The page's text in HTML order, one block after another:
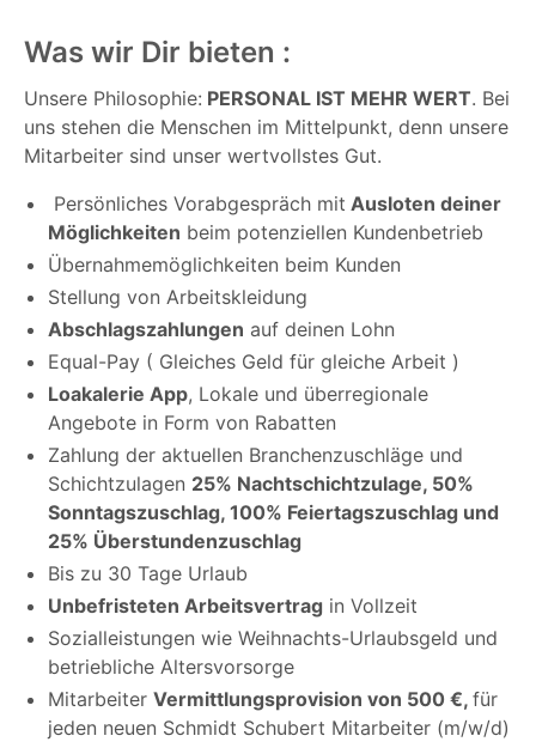
Was wir Dir bieten :
Unsere Philosophie: PERSONAL IST MEHR WERT. Bei
uns stehen die Menschen im Mittelpunkt, denn unsere
Mitarbeiter sind unser wertvollstes Gut.
Persönliches Vorabgespräch mit Ausloten deiner
Möglichkeiten beim potenziellen Kundenbetrieb
Übernahmemöglichkeiten beim Kunden
Stellung von Arbeitskleidung
Abschlagszahlungen auf deinen Lohn
Equal-Pay ( Gleiches Geld für gleiche Arbeit )
Loakalerie App, Lokale und überregionale
Angebote in Form von Rabatten
Zahlung der aktuellen Branchenzuschläge und
Schichtzulagen 25% Nachtschichtzulage, 50%
Sonntagszuschlag, 100% Feiertagszuschlag und
25% Überstundenzuschlag
Bis zu 30 Tage Urlaub
Unbefristeten Arbeitsvertrag in Vollzeit
Sozialleistungen wie Weihnachts-Urlaubsgeld und
betriebliche Altersvorsorge
Mitarbeiter Vermittlungsprovision von 500 €, für
jeden neuen Schmidt Schubert Mitarbeiter (m/w/d)